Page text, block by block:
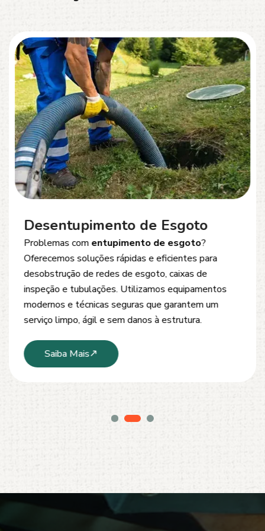
Desentupimento de Esgoto
Problemas com entupimento de esgoto?
Oferecemos soluções rápidas e eficientes para
desobstrução de redes de esgoto, caixas de
inspeção e tubulações. Utilizamos equipamentos
modernos e técnicas seguras que garantem um
serviço limpo, ágil e sem danos à estrutura.
Saiba Mais